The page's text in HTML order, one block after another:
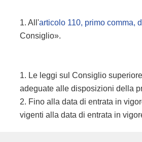
1. All'articolo 110, primo comma,
Consiglio».
1. Le leggi sul Consiglio
adeguate alle disposizioni della
2. Fino alla data di entrata in
vigenti alla data di entrata in